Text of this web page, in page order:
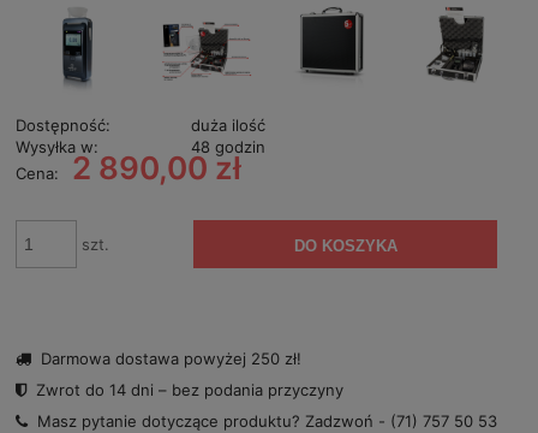
Dostępność:
duża ilość
Wysyłka w:
48 godzin
Cena:
2 890,00 zł
szt. DO KOSZYKA
Darmowa dostawa powyżej 250 zł!
Zwrot do 14 dni – bez podania przyczyny
Masz pytanie dotyczące produktu? Zadzwoń - (71) 757 50 53